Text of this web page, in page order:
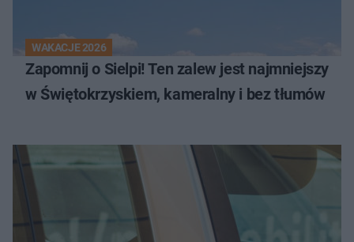
WAKACJE 2026
Zapomnij o Sielpi! Ten zalew jest najmniejszy
w Świętokrzyskiem, kameralny i bez tłumów